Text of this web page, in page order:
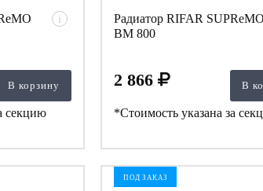
i
В корзину
секцию
Радиатор RIFAR SUPReMO
BM 800
2 866 В
*Стоимость указана за
ПОД ЗАКАЗ